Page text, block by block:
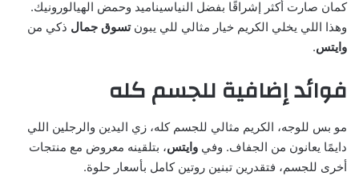
كمان صارت أكثر إشراقًا بفضل النياسيناميد وحمض الهيالورونيك.
وهذا اللي يخلي الكريم خيار مثالي للي يبونتسوق جمال ذكي من
وايتس.
فوائد إضافية للجسم كله
مو بس للوجه، الكريم مثالي للجسم كله، زي اليدين والرجلين اللي
دايمًا يعانون من الجفاف. وفي وايتس، بتلقينه معروض مع منتجات
أخرى للجسم، فتقدرين تبنين روتين كامل بأسعار حلوة.